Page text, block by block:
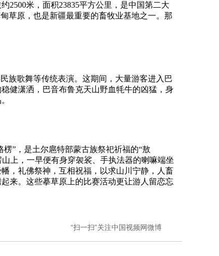
米，面积23835平方公里，是中国第二大
草原，也是新疆最重要的畜牧业基地之一。那
族歌舞等传统表演。这期间，大量游客进入巴
健潇洒，巴音布鲁克天山野血牦牛的凶猛，身
”，是土尔扈特部蒙古族祭祀祈福的“敖
上，一早便有身穿袈裟、手执法器的喇嘛端坐
，礼佛祭神，互相祝福，以求山川宁静，人畜
来。这些摹草原上的比赛活动更让游人留恋忘
“扫一扫”关注中国视频网微博